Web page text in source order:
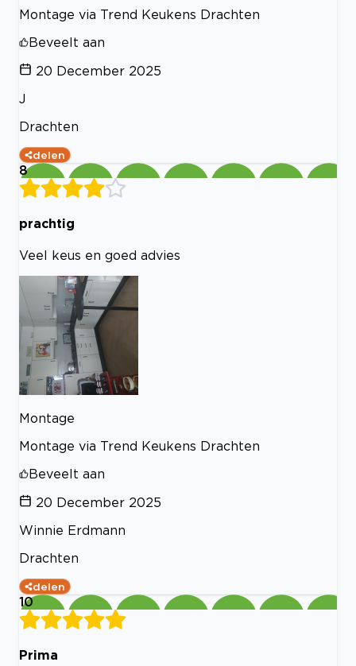
Montage via Trend Keukens Drachten
Beveelt aan
20 December 2025
J
Drachten
delen
8
prachtig
Veel keus en goed advies
Montage
Montage via Trend Keukens Drachten
Beveelt aan
20 December 2025
Winnie Erdmann
Drachten
delen
10
Prima